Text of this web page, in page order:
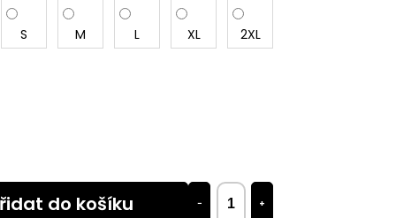
S M L XL 2XL
+
−
do košíku